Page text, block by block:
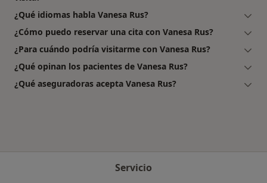
¿Qué idiomas habla Vanesa Rus?
¿Cómo puedo reservar una cita con Vanesa Rus?
¿Para cuándo podría visitarme con Vanesa Rus?
¿Qué opinan los pacientes de Vanesa Rus?
¿Qué aseguradoras acepta Vanesa Rus?
Servicio